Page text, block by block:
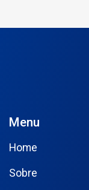
Menu
Home
Sobre